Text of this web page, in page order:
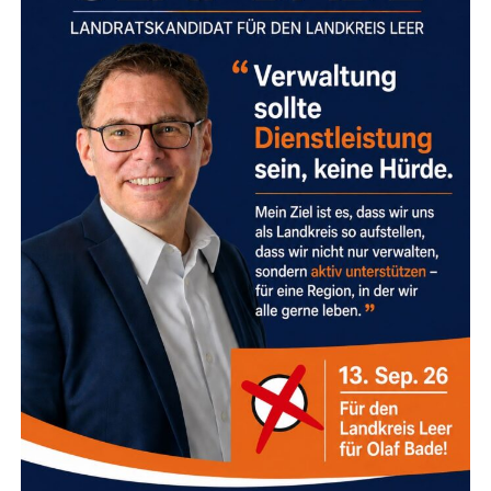
Das Wich­tigs­te, was ich in mei­ner täg­li­chen Arbeit gelernt
habe: Es gibt kei­nen Ein­heits­weg aus einer Kri­se. Jeder
Mensch bringt sei­ne eige­ne Geschich­te, indi­vi­du­el­le
Stress­mus­ter und ein ganz per­sön­li­ches Tem­po mit.
Kine­sio­lo­gie nut­zen wir den Mus­kel­test als prä­zi­
ses Bio­feed­back-Instru­ment Ihres Kör­pers. Anstatt nach
star­ren Sche­ma­ta vor­zu­ge­hen, schau­en wir ganz
individuell:
Was braucht Ihr Sys­tem jetzt gera­de wirk­lich?
Geht es um Ent­las­tung, Sta­bi­li­sie­rung oder einen
sanf­ten Impuls zur Veränderung?
Wo lie­gen die Ursa­chen? Wir suchen nach den
Wur­zeln der Anspan­nung, die Sie am frei­en Atmen
hindern.